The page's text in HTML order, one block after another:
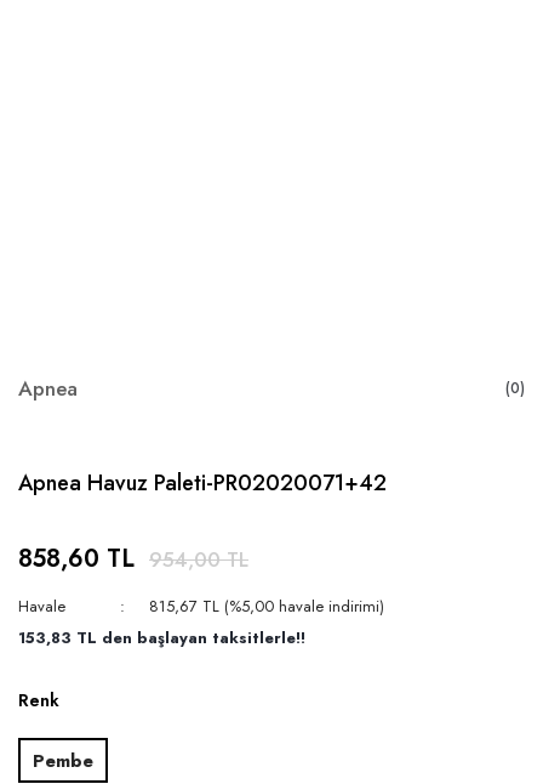
Apnea (0)
Apnea Havuz Paleti-PR02020071+42
858,60 TL 954,00 TL
Havale
815,67 TL (%5,00 havale indirimi)
153,83 TL den başlayan taksitlerle!!
Renk
Pembe